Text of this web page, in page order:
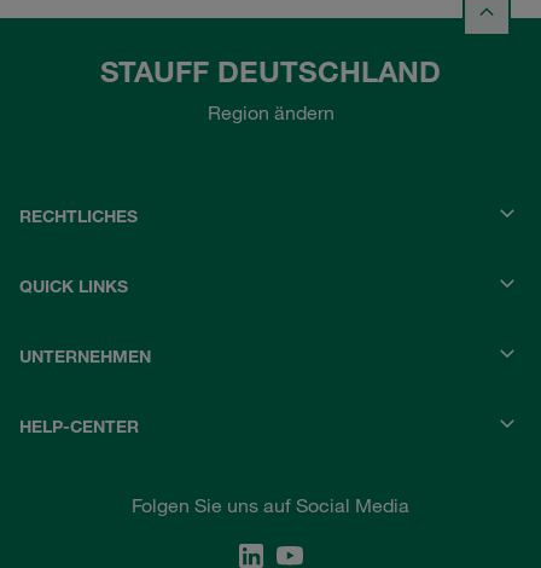
STAUFF DEUTSCHLAND
Region ändern
RECHTLICHES
QUICK LINKS
UNTERNEHMEN
HELP-CENTER
Folgen Sie uns auf Social Media